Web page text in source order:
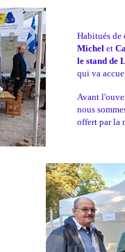
Habitués de
Michel et
le stand de
qui va
Avant
nous
offert par la